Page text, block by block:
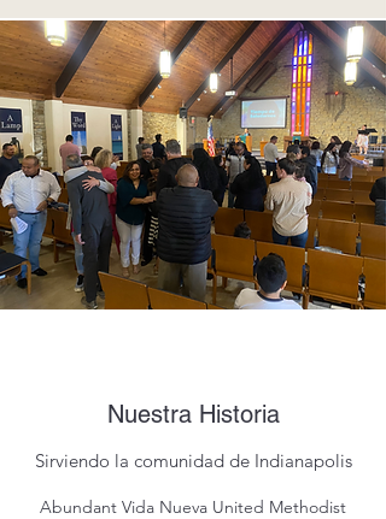
Nuestra Historia
Sirviendo la comunidad de Indianapolis
Abundant Vida Nueva United Methodist